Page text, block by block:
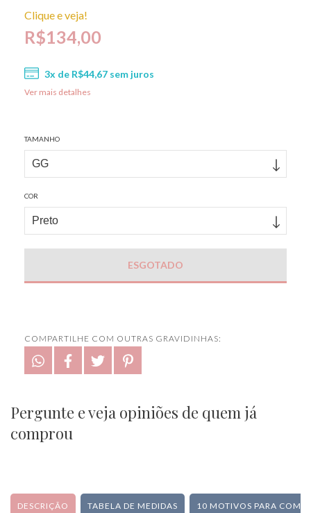
Clique e veja!
R$134,00
3x de R$44,67sem juros
Ver mais detalhes
TAMANHO
COR
COMPARTILHE COM OUTRAS GRAVIDINHAS:
Pergunte e veja opiniões de quem já
comprou
DESCRIÇÃO TABELA DE MEDIDAS 10 MOTIVOS PARA